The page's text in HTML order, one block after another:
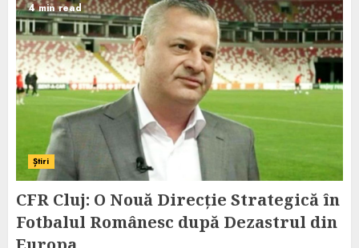
4 min read
Știri
CFR Cluj: O Nouă Direcție Strategică în
Fotbalul Românesc după Dezastrul din